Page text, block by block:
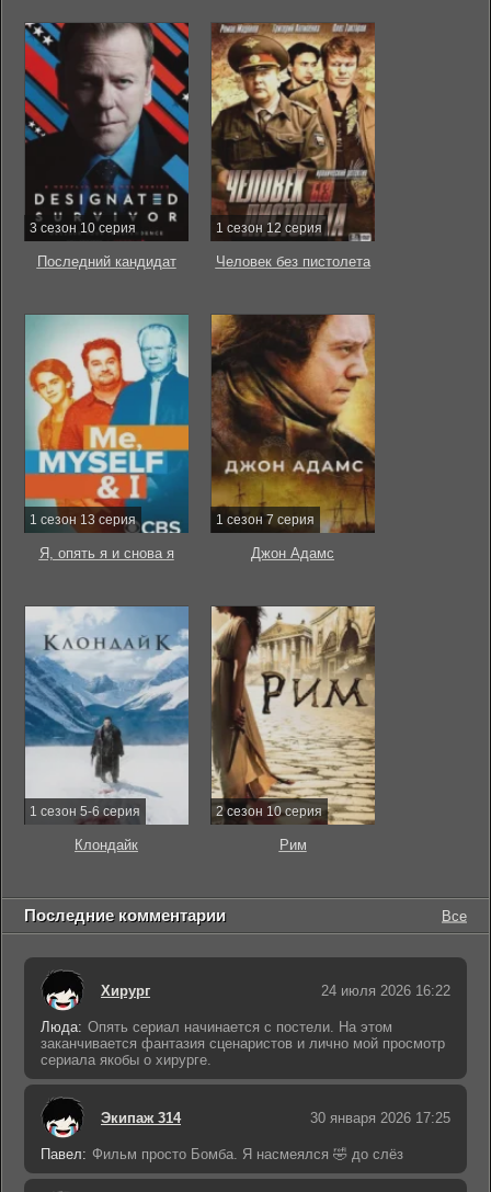
3 сезон 10 серия
Последний кандидат
1 сезон 12 серия
Человек без пистолета
1 сезон 13 серия
Я, опять я и снова я
1 сезон 7 серия
Джон Адамс
1 сезон 5-6 серия
Клондайк
2 сезон 10 серия
Рим
Последние комментарии Все
Хирург 24 июля 2026 16:22
Люда: Опять сериал начинается с постели. На этом
заканчивается фантазия сценаристов и лично мой просмотр
сериала якобы о хирурге.
Экипаж 314 30 января 2026 17:25
Павел: Фильм просто Бомба. Я насмеялся 🤣 до слёз